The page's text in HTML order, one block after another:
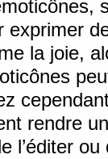
exprimer
la joie,
rendre
l’éditer